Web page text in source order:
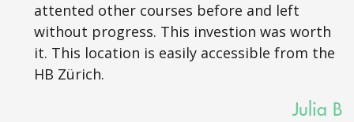
attented other courses before and left
without progress. This investion was worth
it. This location is easily accessible from the
HB Zürich.
Julia B